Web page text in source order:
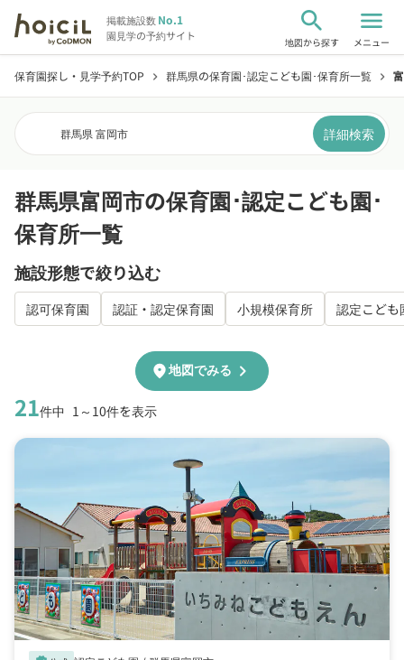
掲載施設数No.1
園見学の予約サイト
search
地図から探す
menu
メニュー
保育園探し・見学予約TOP chevron_right 群馬県の保育園･認定こども園･保育所一覧 chevron_right
群馬県 富岡市 詳細検索
群馬県富岡市の保育園･認定こども園･
保育所一覧
施設形態で絞り込む
認可保育園 認証・認定保育園 小規模保育所 認定こども
21件中 1～10件を表示
location_on地図でみる chevron_right